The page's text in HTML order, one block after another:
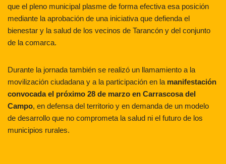
que el pleno municipal plasme de forma efectiva esa posición
mediante la aprobación de una iniciativa que defienda el
bienestar y la salud de los vecinos de Tarancón y del conjunto
de la comarca.
Durante la jornada también se realizó un llamamiento a la
movilización ciudadana y a la participación en la manifestación
convocada el próximo 28 de marzo en Carrascosa del
Campo, en defensa del territorio y en demanda de un modelo
de desarrollo que no comprometa la salud ni el futuro de los
municipios rurales.